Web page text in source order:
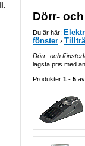
Dörr-
Du är här:
fönster ›
Dörr- och
lägsta pris med
Produkter 1 - 5
: